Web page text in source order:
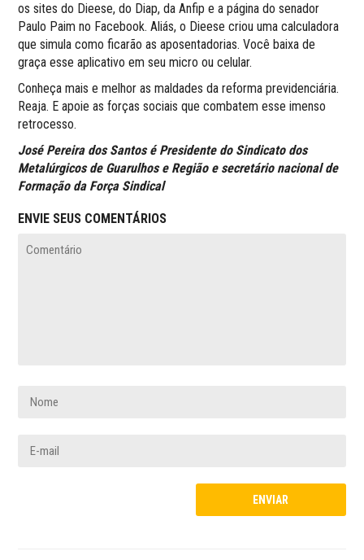
os sites do Dieese, do Diap, da Anfip e a página do senador
Paulo Paim no Facebook. Aliás, o Dieese criou uma calculadora
que simula como ficarão as aposentadorias. Você baixa de
graça esse aplicativo em seu micro ou celular.
Conheça mais e melhor as maldades da reforma previdenciária.
Reaja. E apoie as forças sociais que combatem esse imenso
retrocesso.
José Pereira dos Santos é Presidente do Sindicato dos
Metalúrgicos de Guarulhos e Região e secretário nacional de
Formação da Força Sindical
ENVIE SEUS COMENTÁRIOS